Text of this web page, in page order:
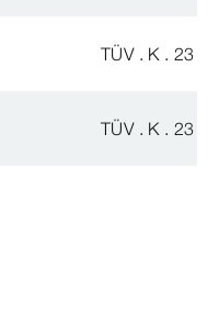
TÜV . K . 23 -
TÜV . K . 23 -